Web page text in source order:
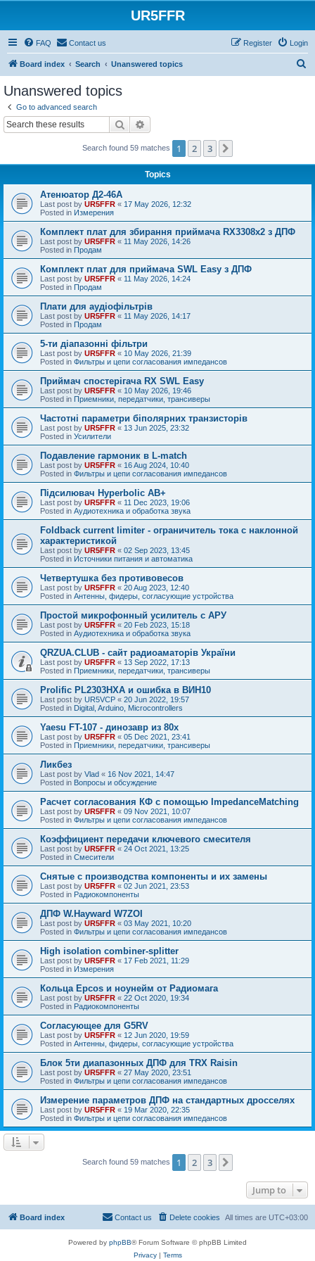
UR5FFR
FAQ Contact us Login
Register
Board index Search Unanswered topics
Unanswered topics
Go to advanced search
Search
Search found 59 matches 1 2 3
Topics
Атенюатор Д2-46А
Last post by UR5FFR « 17 May 2026, 12:32
Posted in Измерения
Комплект плат для збирання приймача RX3308x2 з ДПФ
Last post by UR5FFR « 11 May 2026, 14:26
Posted in Продам
Комплект плат для приймача SWL Easy з ДПФ
Last post by UR5FFR « 11 May 2026, 14:24
Posted in Продам
Плати для аудіофільтрів
Last post by UR5FFR « 11 May 2026, 14:17
Posted in Продам
5-ти діапазонні фільтри
Last post by UR5FFR « 10 May 2026, 21:39
Posted in Фильтры и цепи согласования импедансов
Приймач спостерігача RX SWL Easy
Last post by UR5FFR « 10 May 2026, 19:46
Posted in Приемники, передатчики, трансиверы
Частотні параметри біполярних транзисторів
Last post by UR5FFR « 13 Jun 2025, 23:32
Posted in Усилители
Подавление гармоник в L-match
Last post by UR5FFR « 16 Aug 2024, 10:40
Posted in Фильтры и цепи согласования импедансов
Підсилювач Hyperbolic AB+
Last post by UR5FFR « 11 Dec 2023, 19:06
Posted in Аудиотехника и обработка звука
Foldback current limiter - ограничитель тока с наклонной
характеристикой
Last post by UR5FFR « 02 Sep 2023, 13:45
Posted in Источники питания и автоматика
Четвертушка без противовесов
Last post by UR5FFR « 20 Aug 2023, 12:40
Posted in Антенны, фидеры, согласующие устройства
Простой микрофонный усилитель с АРУ
Last post by UR5FFR « 20 Feb 2023, 15:18
Posted in Аудиотехника и обработка звука
QRZUA.CLUB - сайт радиоаматорів України
Last post by UR5FFR « 13 Sep 2022, 17:13
Posted in Приемники, передатчики, трансиверы
Prolific PL2303HXA и ошибка в ВИН10
Last post by UR5VCP « 20 Jun 2022, 19:57
Posted in Digital, Arduino, Microcontrollers
Yaesu FT-107 - динозавр из 80х
Last post by UR5FFR « 05 Dec 2021, 23:41
Posted in Приемники, передатчики, трансиверы
Ликбез
Last post by Vlad « 16 Nov 2021, 14:47
Posted in Вопросы и обсуждение
Расчет согласования КФ с помощью ImpedanceMatching
Last post by UR5FFR « 09 Nov 2021, 10:07
Posted in Фильтры и цепи согласования импедансов
Коэффициент передачи ключевого смесителя
Last post by UR5FFR « 24 Oct 2021, 13:25
Posted in Смесители
Снятые с производства компоненты и их замены
Last post by UR5FFR « 02 Jun 2021, 23:53
Posted in Радиокомпоненты
ДПФ W.Hayward W7ZOI
Last post by UR5FFR « 03 May 2021, 10:20
Posted in Фильтры и цепи согласования импедансов
High isolation combiner-splitter
Last post by UR5FFR « 17 Feb 2021, 11:29
Posted in Измерения
Кольца Epcos и ноунейм от Радиомага
Last post by UR5FFR « 22 Oct 2020, 19:34
Posted in Радиокомпоненты
Согласующее для G5RV
Last post by UR5FFR « 12 Jun 2020, 19:59
Posted in Антенны, фидеры, согласующие устройства
Блок 5ти диапазонных ДПФ для TRX Raisin
Last post by UR5FFR « 27 May 2020, 23:51
Posted in Фильтры и цепи согласования импедансов
Измерение параметров ДПФ на стандартных дросселях
Last post by UR5FFR « 19 Mar 2020, 22:35
Posted in Фильтры и цепи согласования импедансов
Search found 59 matches 1 2 3
Jump to
Board index All times are UTC+03:00
Delete cookies
Contact us
Powered by phpBB® Forum Software © phpBB Limited
Privacy| Terms